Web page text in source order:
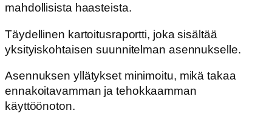
mahdollisista haasteista.
Täydellinen kartoitusraportti, joka sisältää
yksityiskohtaisen suunnitelman asennukselle.
Asennuksen yllätykset minimoitu, mikä takaa
ennakoitavamman ja tehokkaamman
käyttöönoton.